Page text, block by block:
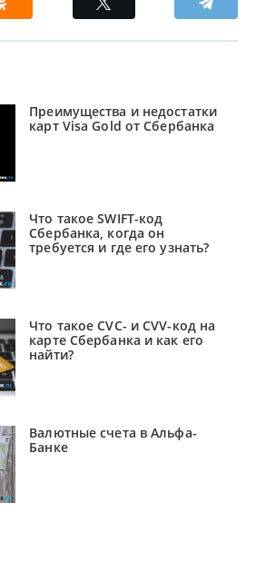
Преимущества и недостатки
карт Visa Gold от Сбербанка
Что такое SWIFT-код
Сбербанка, когда он
требуется и где его узнать?
Что такое CVC- и CVV-код на
карте Сбербанка и как его
найти?
Валютные счета в Альфа-
Банке